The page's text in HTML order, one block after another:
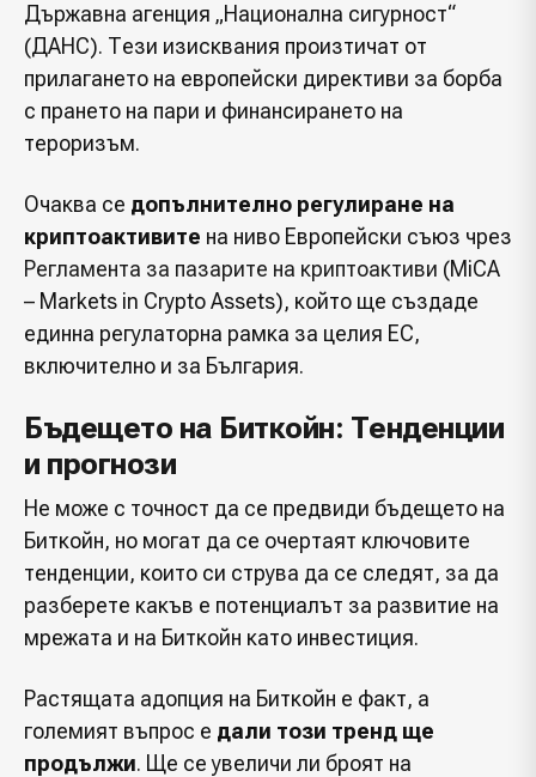
Държавна агенция „Национална сигурност“
(ДАНС). Тези изисквания произтичат от
прилагането на европейски директиви за борба
с прането на пари и финансирането на
тероризъм.
Очаква се допълнително регулиране на
криптоактивите на ниво Европейски съюз чрез
Регламента за пазарите на криптоактиви (MiCA
– Markets in Crypto Assets), който ще създаде
единна регулаторна рамка за целия ЕС,
включително и за България.
Бъдещето на Биткойн: Тенденции
и прогнози
Не може с точност да се предвиди бъдещето на
Биткойн, но могат да се очертаят ключовите
тенденции, които си струва да се следят, за да
разберете какъв е потенциалът за развитие на
мрежата и на Биткойн като инвестиция.
Растящата адопция на Биткойн е факт, а
големият въпрос е дали този тренд ще
продължи. Ще се увеличи ли броят на